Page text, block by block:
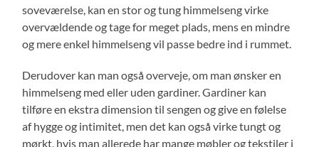
soveværelse, kan en stor og tung himmelseng virke
overvældende og tage for meget plads, mens en mindre
og mere enkel himmelseng vil passe bedre ind i rummet.
Derudover kan man også overveje, om man ønsker en
himmelseng med eller uden gardiner. Gardiner kan
tilføre en ekstra dimension til sengen og give en følelse
af hygge og intimitet, men det kan også virke tungt og
mørkt, hvis man allerede har mange møbler og tekstiler i